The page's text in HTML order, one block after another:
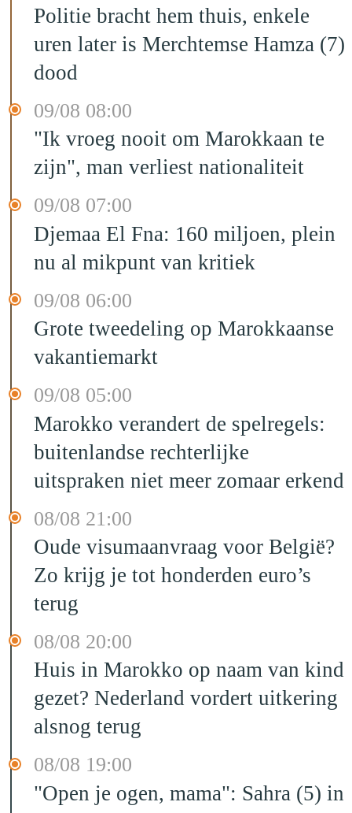
Politie bracht hem thuis, enkele
uren later is Merchtemse Hamza (7)
dood
09/08 08:00
"Ik vroeg nooit om Marokkaan te
zijn", man verliest nationaliteit
09/08 07:00
Djemaa El Fna: 160 miljoen, plein
nu al mikpunt van kritiek
09/08 06:00
Grote tweedeling op Marokkaanse
vakantiemarkt
09/08 05:00
Marokko verandert de spelregels:
buitenlandse rechterlijke
uitspraken niet meer zomaar erkend
08/08 21:00
Oude visumaanvraag voor België?
Zo krijg je tot honderden euro’s
terug
08/08 20:00
Huis in Marokko op naam van kind
gezet? Nederland vordert uitkering
alsnog terug
08/08 19:00
"Open je ogen, mama": Sahra (5) in